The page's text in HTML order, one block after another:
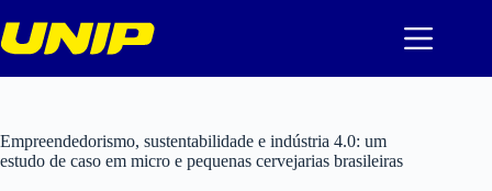
para
o
Empreendedorismo, sustentabilidade e indústria 4.0: um
estudo de caso em micro e pequenas cervejarias brasileiras